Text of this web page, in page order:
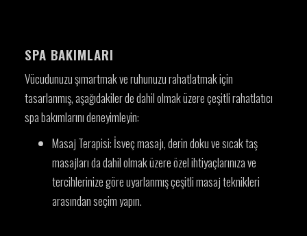
SPA BAKIMLARI
Vücudunuzu şımartmak ve ruhunuzu rahatlatmak için
tasarlanmış, aşağıdakiler de dahil olmak üzere çeşitli rahatlatıcı
spa bakımlarını deneyimleyin:
Masaj Terapisi: İsveç masajı, derin doku ve sıcak taş
masajları da dahil olmak üzere özel ihtiyaçlarınıza ve
tercihlerinize göre uyarlanmış çeşitli masaj teknikleri
arasından seçim yapın.